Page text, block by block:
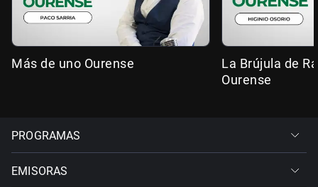
Más de uno Ourense
La Brújula de
Ourense
PROGRAMAS
EMISORAS